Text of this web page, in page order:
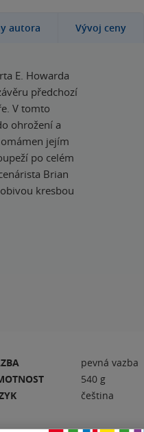
autora Vývoj ceny
E. Howarda
předchozí
V tomto
ohrožení a
jejím
po celém
Brian
kresbou
pevná vazba
540 g
čeština